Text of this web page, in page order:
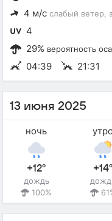
4 м/с слабый ветер
4
29% вероятность
04:39 21:31
13 июня 2025
ночь
+12°
дождь
100%
утро
+14°